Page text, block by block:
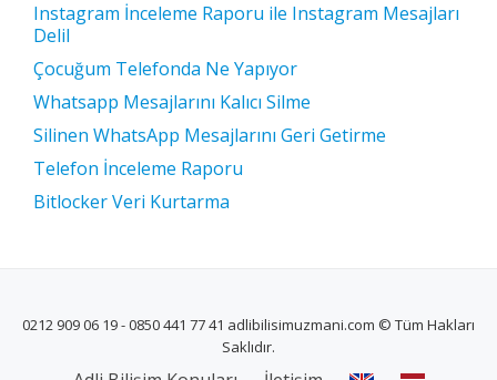
Instagram İnceleme Raporu ile Instagram Mesajları
Delil
Çocuğum Telefonda Ne Yapıyor
Whatsapp Mesajlarını Kalıcı Silme
Silinen WhatsApp Mesajlarını Geri Getirme
Telefon İnceleme Raporu
Bitlocker Veri Kurtarma
0212 909 06 19 - 0850 441 77 41 adlibilisimuzmani.com © Tüm Hakları
Saklıdır.
İKINCIL